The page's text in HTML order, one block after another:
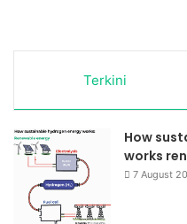
Terkini
How
works
7 August